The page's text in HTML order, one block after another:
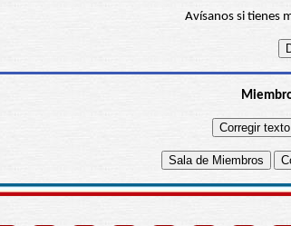
Avísanos si tienes